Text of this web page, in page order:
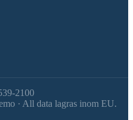
2100
· All data lagras inom EU.